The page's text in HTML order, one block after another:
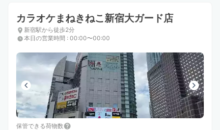
カラオケまねきねこ新宿大ガード店
新宿駅から徒歩2分
本日の営業時間 : 00:00〜00:00
保管できる荷物数